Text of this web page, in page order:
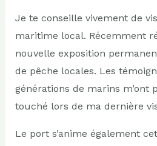
Je te conseille vivement de
maritime local. Récemment
nouvelle exposition
de pêche locales. Les
générations de marins m’ont
touché lors de ma dernière
Le port s’anime également